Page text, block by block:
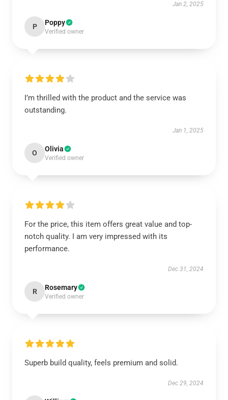
Jan 2, 2025
P Poppy
Verified owner
I’m thrilled with the product and the service was
outstanding.
Jan 1, 2025
O Olivia
Verified owner
For the price, this item offers great value and top-
notch quality. I am very impressed with its
performance.
Dec 31, 2024
R Rosemary
Verified owner
Superb build quality, feels premium and solid.
Dec 29, 2024